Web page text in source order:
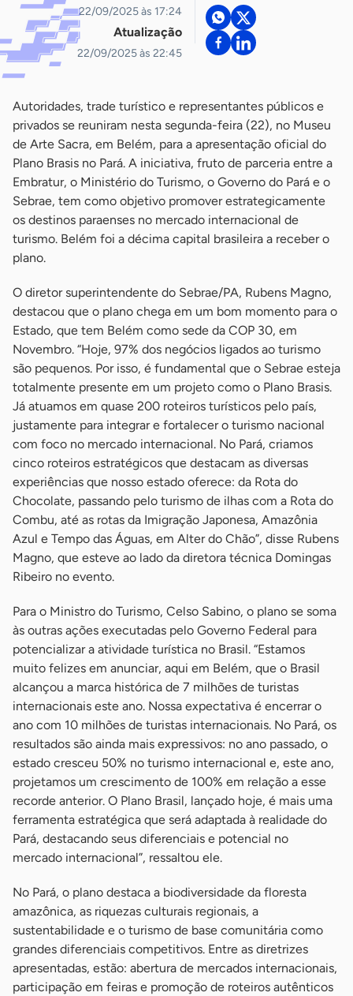
22/09/2025 às 17:24
Atualização
22/09/2025 às 22:45
Autoridades, trade turístico e representantes públicos e
privados se reuniram nesta segunda-feira (22), no Museu
de Arte Sacra, em Belém, para a apresentação oficial do
Plano Brasis no Pará. A iniciativa, fruto de parceria entre a
Embratur, o Ministério do Turismo, o Governo do Pará e o
Sebrae, tem como objetivo promover estrategicamente
os destinos paraenses no mercado internacional de
turismo. Belém foi a décima capital brasileira a receber o
plano.
O diretor superintendente do Sebrae/PA, Rubens Magno,
destacou que o plano chega em um bom momento para o
Estado, que tem Belém como sede da COP 30, em
Novembro. “Hoje, 97% dos negócios ligados ao turismo
são pequenos. Por isso, é fundamental que o Sebrae esteja
totalmente presente em um projeto como o Plano Brasis.
Já atuamos em quase 200 roteiros turísticos pelo país,
justamente para integrar e fortalecer o turismo nacional
com foco no mercado internacional. No Pará, criamos
cinco roteiros estratégicos que destacam as diversas
experiências que nosso estado oferece: da Rota do
Chocolate, passando pelo turismo de ilhas com a Rota do
Combu, até as rotas da Imigração Japonesa, Amazônia
Azul e Tempo das Águas, em Alter do Chão”, disse Rubens
Magno, que esteve ao lado da diretora técnica Domingas
Ribeiro no evento.
Para o Ministro do Turismo, Celso Sabino, o plano se soma
às outras ações executadas pelo Governo Federal para
potencializar a atividade turística no Brasil. “Estamos
muito felizes em anunciar, aqui em Belém, que o Brasil
alcançou a marca histórica de 7 milhões de turistas
internacionais este ano. Nossa expectativa é encerrar o
ano com 10 milhões de turistas internacionais. No Pará, os
resultados são ainda mais expressivos: no ano passado, o
estado cresceu 50% no turismo internacional e, este ano,
projetamos um crescimento de 100% em relação a esse
recorde anterior. O Plano Brasil, lançado hoje, é mais uma
ferramenta estratégica que será adaptada à realidade do
Pará, destacando seus diferenciais e potencial no
mercado internacional”, ressaltou ele.
No Pará, o plano destaca a biodiversidade da floresta
amazônica, as riquezas culturais regionais, a
sustentabilidade e o turismo de base comunitária como
grandes diferenciais competitivos. Entre as diretrizes
apresentadas, estão: abertura de mercados internacionais,
participação em feiras e promoção de roteiros autênticos